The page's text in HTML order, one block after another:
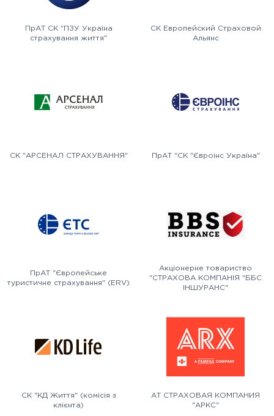
ПрАТ СК "ПЗУ Україна
страхування життя"
СК Европейский Страховой
Альянс
СК "АРСЕНАЛ СТРАХУВАННЯ" ПрАТ "СК "Євроінс Україна"
ПрАТ "Європейське
туристичне страхування" (ERV)
Акціонерне товариство
"СТРАХОВА КОМПАНІЯ "ББС
ІНШУРАНС"
СК "КД Життя" (комісія з
клієнта)
АТ СТРАХОВАЯ КОМПАНИЯ
"АРКС"